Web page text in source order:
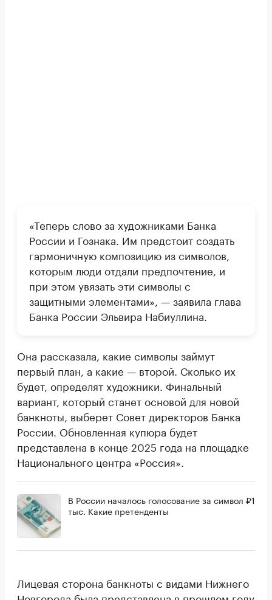
«Теперь слово за художниками Банка
России и Гознака. Им предстоит создать
гармоничную композицию из символов,
которым люди отдали предпочтение, и
при этом увязать эти символы с
защитными элементами», — заявила глава
Банка России Эльвира Набиуллина.
Она рассказала, какие символы займут
первый план, а какие — второй. Сколько их
будет, определят художники. Финальный
вариант, который станет основой для новой
банкноты, выберет Совет директоров Банка
России. Обновленная купюра будет
представлена в конце 2025 года на площадке
Национального центра «Россия».
В России началось голосование за символ ₽1
тыс. Какие претенденты
Лицевая сторона банкноты с видами Нижнего